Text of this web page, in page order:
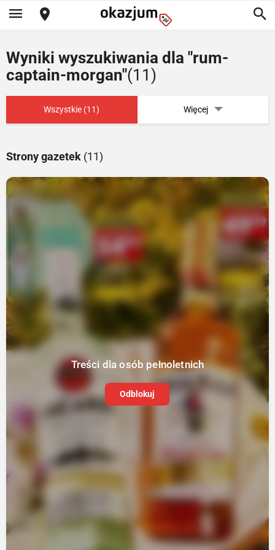
Wyniki wyszukiwania dla "rum-
captain-morgan"(11)
Wszystkie (11) Więcej
Strony gazetek (11)
Treści dla osób pełnoletnich
Odblokuj